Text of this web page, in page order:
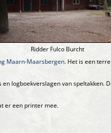
Ridder Fulco Burcht
Maarn-Maarsbergen. Het is een
logboekverslagen van speltakken.
er een printer mee.